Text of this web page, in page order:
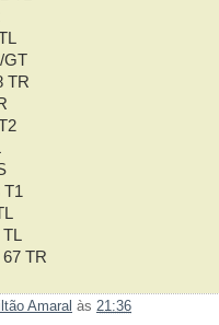
GT
TR
T1
TR
Amaral às 21:36